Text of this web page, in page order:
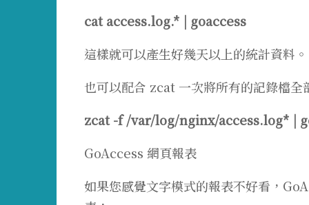
cat access.log.* | goaccess
這樣就可以產生好幾天以上的統計資料。
也可以配合 zcat 一次將所有的記錄檔
zcat -f /var/log/nginx/access.log* |
GoAccess 網頁報表
如果您感覺文字模式的報表不好看，